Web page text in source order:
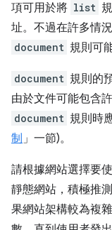
項可用於將 list
址。不過在許多情
document 規則可
document 規則的
由於文件可能包含
document 規則時
制 」一節)。
請根據網站選擇要
靜態網站，積極推
果網站架構較為複